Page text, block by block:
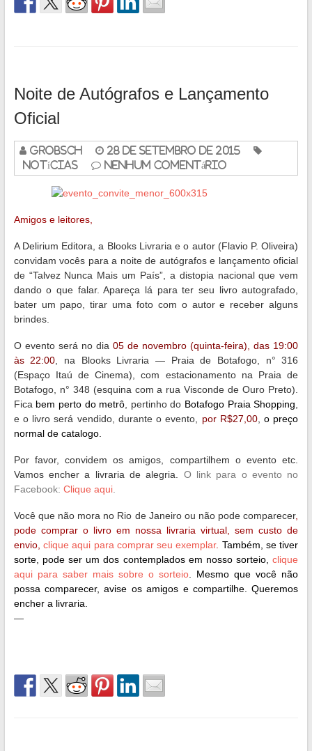
Noite de Autógrafos e Lançamento
Oficial
grobsch
28 de setembro de 2015
Notícias
Nenhum Comentário
Amigos e leitores,
A Delirium Editora, a Blooks Livraria e o autor (Flavio P. Oliveira)
convidam vocês para a noite de autógrafos e lançamento oficial
de “Talvez Nunca Mais um País”, a distopia nacional que vem
dando o que falar. Apareça lá para ter seu livro autografado,
bater um papo, tirar uma foto com o autor e receber alguns
brindes.
O evento será no dia 05 de novembro (quinta-feira), das 19:00
às 22:00 , na Blooks Livraria — Praia de Botafogo, n° 316
(Espaço Itaú de Cinema), com estacionamento na Praia de
Botafogo, n° 348 (esquina com a rua Visconde de Ouro Preto).
Fica bem perto do metrô , pertinho do Botafogo Praia Shopping
e o livro será vendido, durante o evento, por R$27,00,o preço
normal de catalogo.
Por favor, convidem os amigos, compartilhem o evento etc.
Vamos encher a livraria de alegria.
O link para o evento no
Facebook: Clique aqui.
Você que não mora no Rio de Janeiro ou não pode comparecer,
pode comprar o livro em nossa livraria virtual, sem custo de
envio,clique aqui para comprar seu exemplar. Também, se tiver
sorte, pode ser um dos contemplados em nosso sorteio,clique
aqui para saber mais sobre o sorteio . Mesmo que você não
possa comparecer, avise os amigos e compartilhe. Queremos
encher a livraria.
—